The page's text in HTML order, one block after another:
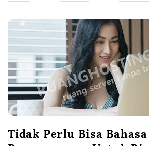
Tidak Perlu Bisa Bahasa